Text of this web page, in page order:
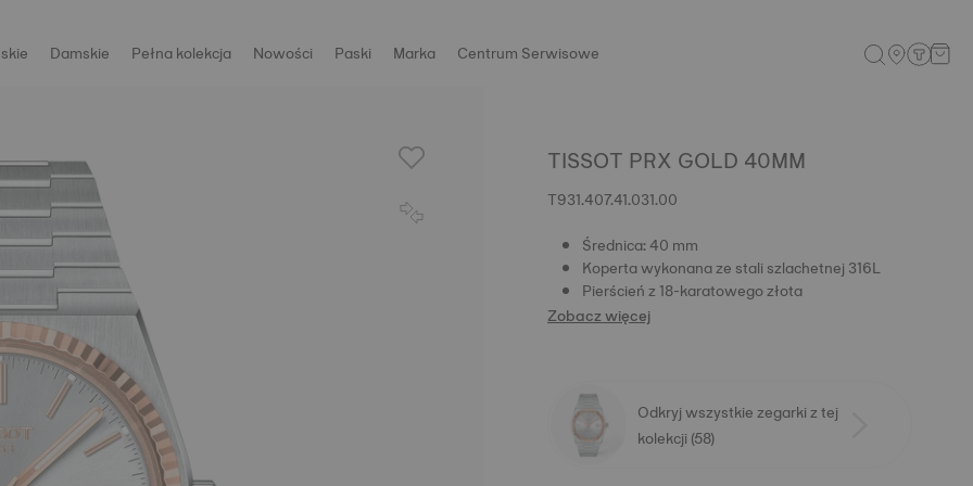
Damskie Pełna kolekcja Nowości Paski Marka Centrum Serwisowe
TISSOT PRX GOLD 40MM
T931.407.41.031.00
Średnica: 40 mm
Koperta wykonana ze stali szlachetnej 316L
Pierścień z 18-karatowego złota
Zobacz więcej
Odkryj wszystkie zegarki z tej
kolekcji (58)